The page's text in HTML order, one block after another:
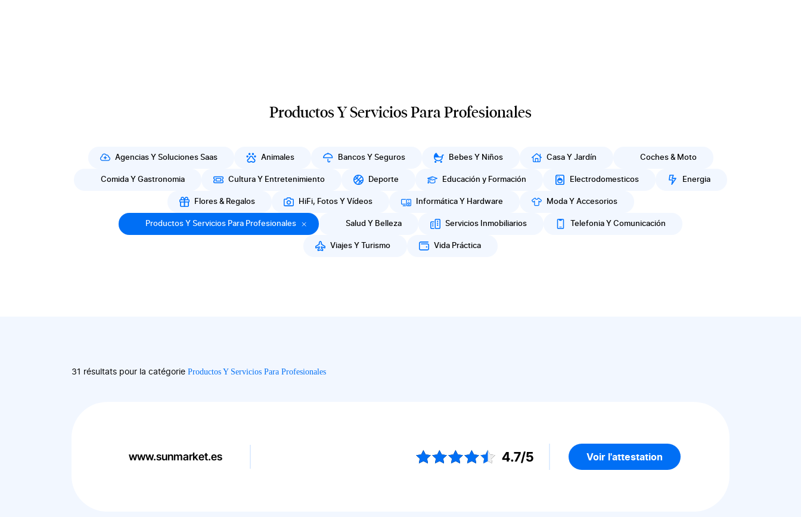
Productos Y Servicios Para Profesionales
Agencias Y Soluciones Saas Animales Bancos Y Seguros Bebes Y Niños Casa Y Jardín Coches & Moto
Comida Y Gastronomia Cultura Y Entretenimiento Deporte Educación y Formación Electrodomesticos Energia
Flores & Regalos HiFi, Fotos Y Vídeos Informática Y Hardware Moda Y Accesorios
Productos Y Servicios Para Profesionales Salud Y Belleza Servicios Inmobiliarios Telefonia Y Comunicación
Viajes Y Turismo Vida Práctica
31 résultats pour la catégorie Productos Y Servicios Para Profesionales
www.sunmarket.es 4.7/5 Voir l'attestation